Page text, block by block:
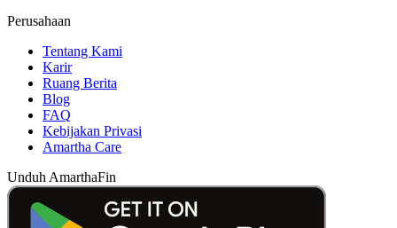
Perusahaan
Tentang Kami
Karir
Ruang Berita
Blog
FAQ
Kebijakan Privasi
Amartha Care
Unduh AmarthaFin